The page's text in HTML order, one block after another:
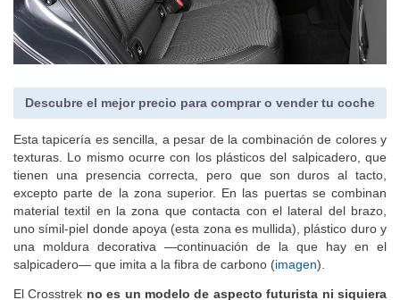
Descubre el mejor precio para comprar o vender tu coche
Esta tapicería es sencilla, a pesar de la combinación de colores y
texturas. Lo mismo ocurre con los plásticos del salpicadero, que
tienen una presencia correcta, pero que son duros al tacto,
excepto parte de la zona superior. En las puertas se combinan
material textil en la zona que contacta con el lateral del brazo,
uno símil-piel donde apoya (esta zona es mullida), plástico duro y
una moldura decorativa —continuación de la que hay en el